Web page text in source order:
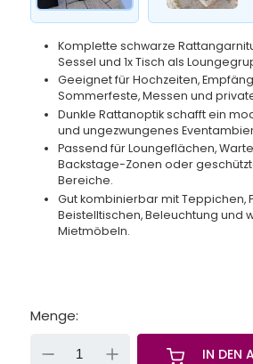
Komplette schwarze
Sessel und 1x Tisch als
Geeignet für Hochzeiten,
Sommerfeste, Messen und
Dunkle Rattanoptik schafft ein
und ungezwungenes
Passend für Loungeflächen,
Backstage-Zonen oder
Bereiche.
Gut kombinierbar mit Teppichen,
Beistelltischen, Beleuchtung und
Mietmöbeln.
Menge:
IN DEN